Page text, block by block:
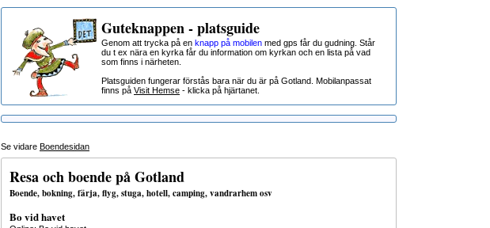
Guteknappen - platsguide
Genom att trycka på en knapp på mobilen med gps får du gudning. Står
du t ex nära en kyrka får du information om kyrkan och en lista på vad
som finns i närheten.
Platsguiden fungerar förstås bara när du är på Gotland. Mobilanpassat
finns på Visit Hemse - klicka på hjärtanet.
Se vidare Boendesidan
Resa och boende på Gotland
Boende, bokning, färja, flyg, stuga, hotell, camping, vandrarhem osv
Bo vid havet